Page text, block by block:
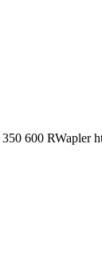
350 600 RWapler